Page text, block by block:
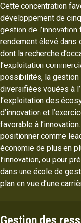
Cette concentration
développement de
gestion de l’innovation
rendement élevé dans
dont la recherche
l’exploitation
possibilités, la gestion
diversifiées vouées à
l’exploitation des
d’innovation et
favorable à
positionner comme
économie de plus en
l’innovation, ou pour
dans une école de
plan en vue d’une
Gestion des